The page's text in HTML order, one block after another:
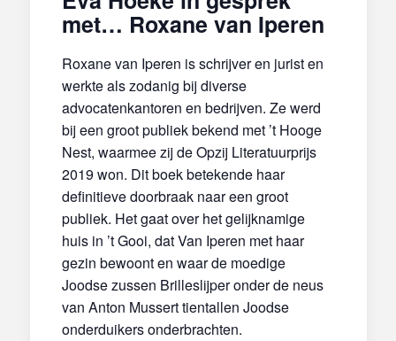
met… Roxane van Iperen
Roxane van Iperen is schrijver en jurist en
werkte als zodanig bij diverse
advocatenkantoren en bedrijven. Ze werd
bij een groot publiek bekend met ’t Hooge
Nest, waarmee zij de Opzij Literatuurprijs
2019 won. Dit boek betekende haar
definitieve doorbraak naar een groot
publiek. Het gaat over het gelijknamige
huis in ’t Gooi, dat Van Iperen met haar
gezin bewoont en waar de moedige
Joodse zussen Brilleslijper onder de neus
van Anton Mussert tientallen Joodse
onderduikers onderbrachten.